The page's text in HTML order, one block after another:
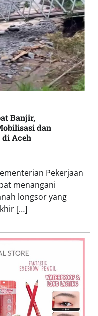
Banjir,
dan
di Aceh
Pekerjaan
menangani
longsor yang
[…]